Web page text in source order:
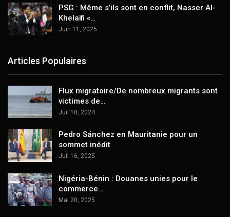
PSG : Même s’ils sont en conflit, Nasser Al-
Khelaïfi «…
Juin 11, 2025
Articles Populaires
Flux migratoire/De nombreux migrants sont
victimes de…
Juil 10, 2024
Pedro Sánchez en Mauritanie pour un
sommet inédit
Juil 16, 2025
Nigéria-Bénin : Douanes unies pour le
commerce…
Mai 20, 2025